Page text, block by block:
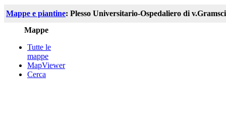
Mappe e piantine: Plesso Universitario-Ospedaliero di
Mappe
Tutte le
mappe
MapViewer
Cerca